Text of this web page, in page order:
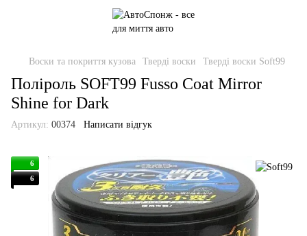
Воски та покриття кузова Тверді воски Тверді воски Soft99
Поліроль SOFT99 Fusso Coat Mirror
Shine for Dark
Артикул: 00374 Написати відгук
6
6